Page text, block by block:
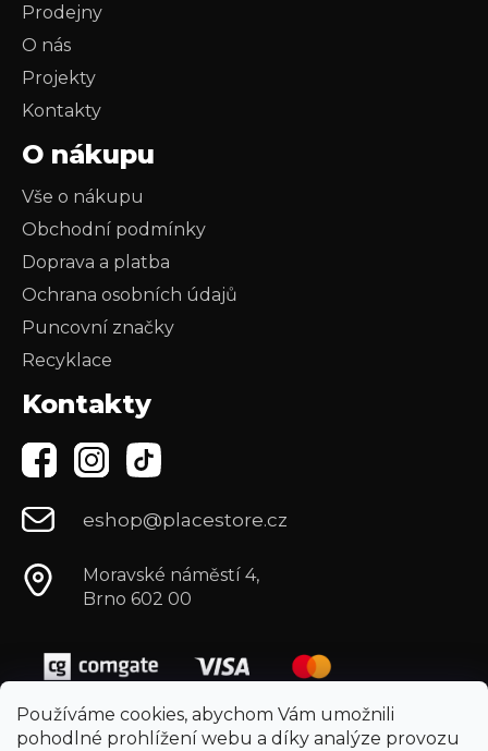
Používáme cookies, abychom Vám umožnili
pohodlné prohlížení webu a díky analýze provozu
Prodejny
O nás
Projekty
Kontakty
O nákupu
Vše o nákupu
Obchodní podmínky
Doprava a platba
Ochrana osobních údajů
Puncovní značky
Recyklace
Kontakty
eshop@placestore.cz
Moravské náměstí 4,
Brno 602 00